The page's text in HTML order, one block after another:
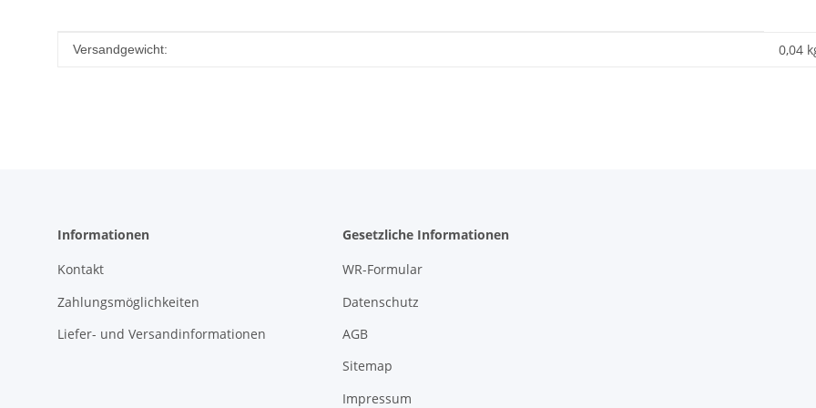
Produkteigenschaft
Wert
Versandgewicht: 0,04
Informationen
Kontakt
Zahlungsmöglichkeiten
Liefer- und Versandinformationen
Gesetzliche Informationen
WR-Formular
Datenschutz
AGB
Sitemap
Impressum